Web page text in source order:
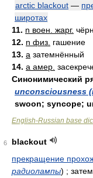
arctic blackout —
широтах
11. n воен. жарг.
12. n физ. гашение
13. a затемнённый
14. a амер.
Синонимический
unconsciousness
swoon; syncope;
English-Russian base
6
blackout
прекращение
радиолампы) ;